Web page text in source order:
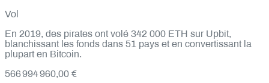
Vol
En 2019, des pirates ont volé 342 000 ETH sur Upbit,
blanchissant les fonds dans 51 pays et en convertissant la
plupart en Bitcoin.
566 994 960,00 €